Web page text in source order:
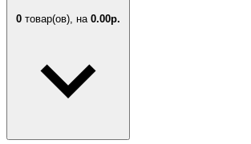
0 товар(ов), на 0.00р.